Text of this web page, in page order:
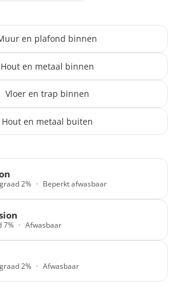
en plafond binnen
Hout en metaal binnen
Vloer en trap binnen
Hout en metaal buiten
nl.products.paint_filter.description
2% Beperkt afwasbaar
7% Afwasbaar
2% Afwasbaar